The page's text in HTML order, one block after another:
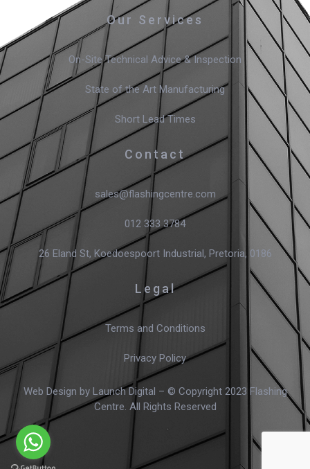
Our Services
On-Site Technical Advice & Inspection
State of the Art Manufacturing
Short Lead Times
Contact
sales@flashingcentre.com
012 333 3784
26 Eland St, Koedoespoort Industrial, Pretoria, 0186
Legal
Terms and Conditions
Privacy Policy
Web Design by Launch Digital – © Copyright 2023 Flashing
Centre. All Rights Reserved